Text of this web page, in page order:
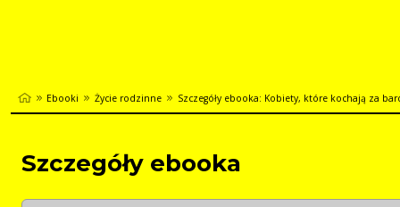
Ebooki Życie rodzinne Szczegóły ebooka: Kobiety, które kochają za
Szczegóły ebooka